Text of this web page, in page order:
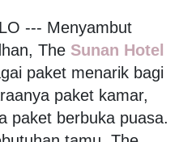
--- Menyambut
The Sunan Hotel
paket menarik bagi
paket kamar,
paket berbuka puasa.